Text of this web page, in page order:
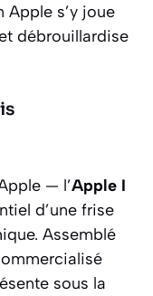
Apple s’y joue
débrouillardise
— l’Apple I
d’une frise
Assemblé
sous la